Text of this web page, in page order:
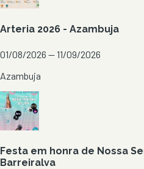
Arteria 2026 - Azambuja
01/08/2026 — 11/09/2026
Azambuja
Festa em honra de Nossa
Barreiralva